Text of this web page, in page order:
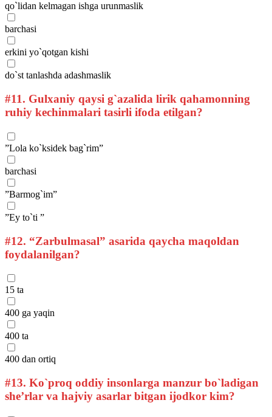
qo`lidan kelmagan ishga urunmaslik
barchasi
erkini yo`qotgan kishi
do`st tanlashda adashmaslik
#11. Gulxaniy qaysi g`azalida lirik qahamonning
ruhiy kechinmalari tasirli ifoda etilgan?
”Lola ko`ksidek bag`rim”
barchasi
”Barmog`im”
”Ey to`ti ”
#12. “Zarbulmasal” asarida qaycha maqoldan
foydalanilgan?
15 ta
400 ga yaqin
400 ta
400 dan ortiq
#13. Ko`proq oddiy insonlarga manzur bo`ladigan
she’rlar va hajviy asarlar bitgan ijodkor kim?